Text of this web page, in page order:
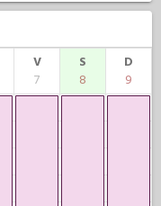
V
7
S
8
D
9